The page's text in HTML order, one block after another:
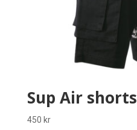
Sup Air shorts
450 kr